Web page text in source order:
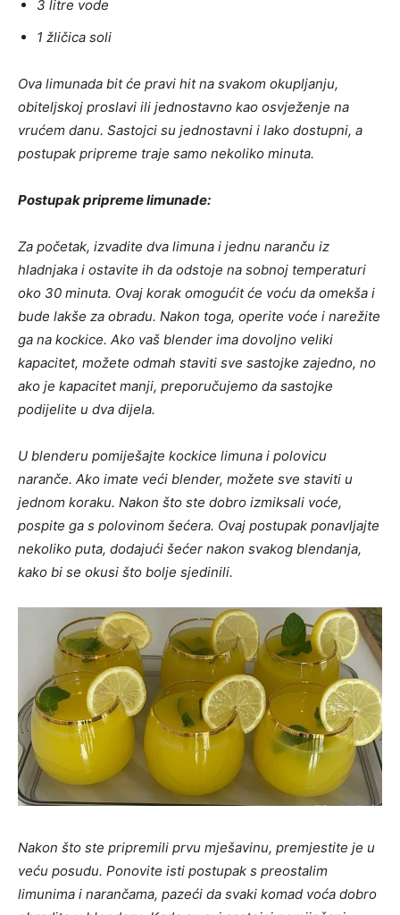
3 litre vode
1 žličica soli
Ova limunada bit će pravi hit na svakom okupljanju,
obiteljskoj proslavi ili jednostavno kao osvježenje na
vrućem danu. Sastojci su jednostavni i lako dostupni, a
postupak pripreme traje samo nekoliko minuta.
Postupak pripreme limunade:
Za početak, izvadite dva limuna i jednu naranču iz
hladnjaka i ostavite ih da odstoje na sobnoj temperaturi
oko 30 minuta. Ovaj korak omogućit će voću da omekša i
bude lakše za obradu. Nakon toga, operite voće i narežite
ga na kockice. Ako vaš blender ima dovoljno veliki
kapacitet, možete odmah staviti sve sastojke zajedno, no
ako je kapacitet manji, preporučujemo da sastojke
podijelite u dva dijela.
U blenderu pomiješajte kockice limuna i polovicu
naranče. Ako imate veći blender, možete sve staviti u
jednom koraku. Nakon što ste dobro izmiksali voće,
pospite ga s polovinom šećera. Ovaj postupak ponavljajte
nekoliko puta, dodajući šećer nakon svakog blendanja,
kako bi se okusi što bolje sjedinili.
Nakon što ste pripremili prvu mješavinu, premjestite je u
veću posudu. Ponovite isti postupak s preostalim
limunima i narančama, pazeći da svaki komad voća dobro